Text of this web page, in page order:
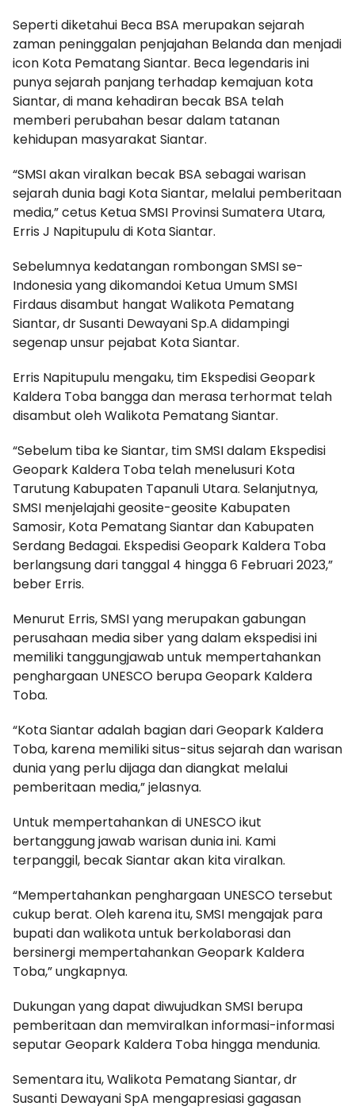
Seperti diketahui Beca BSA merupakan sejarah
zaman peninggalan penjajahan Belanda dan menjadi
icon Kota Pematang Siantar. Beca legendaris ini
punya sejarah panjang terhadap kemajuan kota
Siantar, di mana kehadiran becak BSA telah
memberi perubahan besar dalam tatanan
kehidupan masyarakat Siantar.
“SMSI akan viralkan becak BSA sebagai warisan
sejarah dunia bagi Kota Siantar, melalui pemberitaan
media,” cetus Ketua SMSI Provinsi Sumatera Utara,
Erris J Napitupulu di Kota Siantar.
Sebelumnya kedatangan rombongan SMSI se-
Indonesia yang dikomandoi Ketua Umum SMSI
Firdaus disambut hangat Walikota Pematang
Siantar, dr Susanti Dewayani Sp.A didampingi
segenap unsur pejabat Kota Siantar.
Erris Napitupulu mengaku, tim Ekspedisi Geopark
Kaldera Toba bangga dan merasa terhormat telah
disambut oleh Walikota Pematang Siantar.
“Sebelum tiba ke Siantar, tim SMSI dalam Ekspedisi
Geopark Kaldera Toba telah menelusuri Kota
Tarutung Kabupaten Tapanuli Utara. Selanjutnya,
SMSI menjelajahi geosite-geosite Kabupaten
Samosir, Kota Pematang Siantar dan Kabupaten
Serdang Bedagai. Ekspedisi Geopark Kaldera Toba
berlangsung dari tanggal 4 hingga 6 Februari 2023,”
beber Erris.
Menurut Erris, SMSI yang merupakan gabungan
perusahaan media siber yang dalam ekspedisi ini
memiliki tanggungjawab untuk mempertahankan
penghargaan UNESCO berupa Geopark Kaldera
Toba.
“Kota Siantar adalah bagian dari Geopark Kaldera
Toba, karena memiliki situs-situs sejarah dan warisan
dunia yang perlu dijaga dan diangkat melalui
pemberitaan media,” jelasnya.
Untuk mempertahankan di UNESCO ikut
bertanggung jawab warisan dunia ini. Kami
terpanggil, becak Siantar akan kita viralkan.
“Mempertahankan penghargaan UNESCO tersebut
cukup berat. Oleh karena itu, SMSI mengajak para
bupati dan walikota untuk berkolaborasi dan
bersinergi mempertahankan Geopark Kaldera
Toba,” ungkapnya.
Dukungan yang dapat diwujudkan SMSI berupa
pemberitaan dan memviralkan informasi-informasi
seputar Geopark Kaldera Toba hingga mendunia.
Sementara itu, Walikota Pematang Siantar, dr
Susanti Dewayani SpA mengapresiasi gagasan